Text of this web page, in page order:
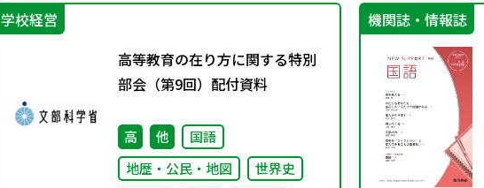
学校経営
高等教育の在り方に関する特別
部会（第9回）配付資料
高 他
国語
地歴・公民・地図
世界史
機関誌・情報誌